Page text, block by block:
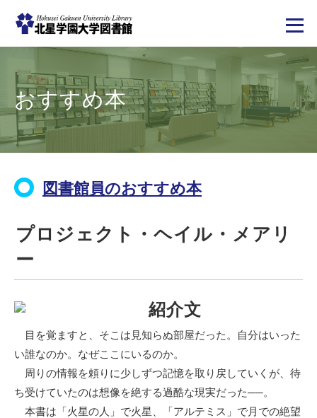
テ
ン
に
移
おすすめ本
図書館員のおすすめ本
プロジェクト・ヘイル・メアリ
ー
紹介文
目を覚ますと、そこは見知らぬ部屋だった。自分はいった
い誰なのか。なぜここにいるのか。
周りの情報を頼りに少しずつ記憶を取り戻していくが、待
ち受けていたのは想像を絶する過酷な現実だった──。
本書は「火星の人」で火星、「アルテミス」で月での絶望